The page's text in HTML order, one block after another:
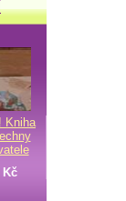
Kniha
Kč